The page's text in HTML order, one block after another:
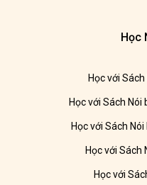
Học
Học với
Học với Sách Nói
Học với Sách
Học với Sách
Học với